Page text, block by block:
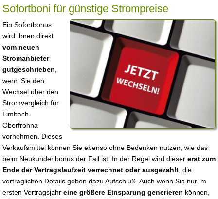
Sofortboni für günstige Strompreise
Ein Sofortbonus
wird Ihnen direkt
vom neuen
Stromanbieter
gutgeschrieben
wenn Sie den
Wechsel über den
Stromvergleich für
Limbach-
Oberfrohna
vornehmen. Dieses
Verkaufsmittel können Sie ebenso ohne Bedenken nutzen, wie das
beim Neukundenbonus der Fall ist. In der Regel wird dieser erst zum
Ende der Vertragslaufzeit verrechnet oder ausgezahlt , die
vertraglichen Details geben dazu Aufschluß. Auch wenn Sie nur im
ersten Vertragsjahr eine größere Einsparung generieren können,